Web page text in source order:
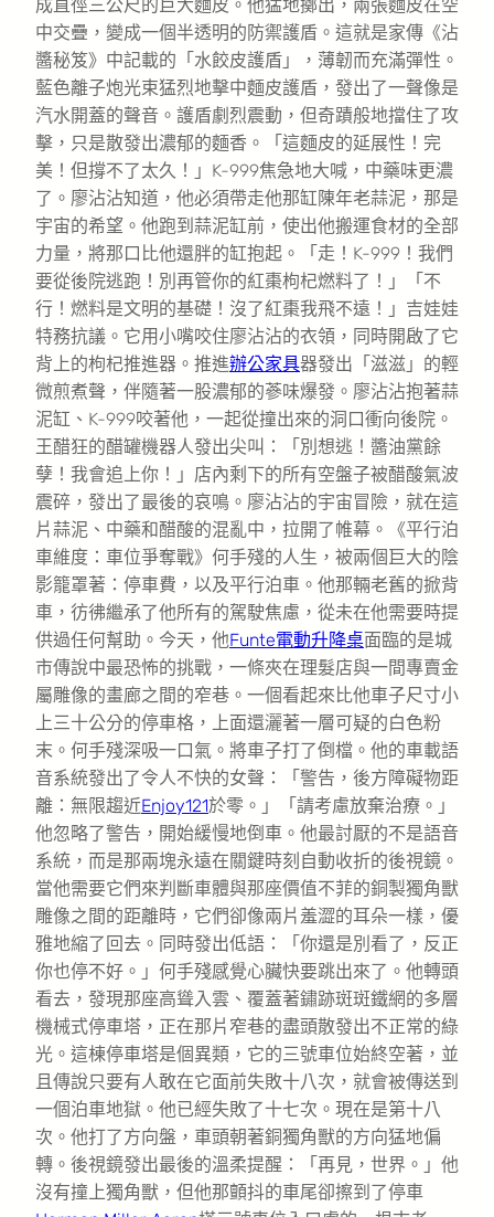
成直徑三公尺的巨大麵皮。他猛地擲出，兩張麵皮在空
中交疊，變成一個半透明的防禦護盾。這就是家傳《沾
醬秘笈》中記載的「水餃皮護盾」，薄韌而充滿彈性。
藍色離子炮光束猛烈地擊中麵皮護盾，發出了一聲像是
汽水開蓋的聲音。護盾劇烈震動，但奇蹟般地擋住了攻
擊，只是散發出濃郁的麵香。「這麵皮的延展性！完
美！但撐不了太久！」K-999焦急地大喊，中藥味更濃
了。廖沾沾知道，他必須帶走他那缸陳年老蒜泥，那是
宇宙的希望。他跑到蒜泥缸前，使出他搬運食材的全部
力量，將那口比他還胖的缸抱起。「走！K-999！我們
要從後院逃跑！別再管你的紅棗枸杞燃料了！」「不
行！燃料是文明的基礎！沒了紅棗我飛不遠！」吉娃娃
特務抗議。它用小嘴咬住廖沾沾的衣領，同時開啟了它
背上的枸杞推進器。推進辦公家具器發出「滋滋」的輕
微煎煮聲，伴隨著一股濃郁的蔘味爆發。廖沾沾抱著蒜
泥缸、K-999咬著他，一起從撞出來的洞口衝向後院。
王醋狂的醋罐機器人發出尖叫：「別想逃！醬油黨餘
孽！我會追上你！」店內剩下的所有空盤子被醋酸氣波
震碎，發出了最後的哀鳴。廖沾沾的宇宙冒險，就在這
片蒜泥、中藥和醋酸的混亂中，拉開了帷幕。《平行泊
車維度：車位爭奪戰》何手殘的人生，被兩個巨大的陰
影籠罩著：停車費，以及平行泊車。他那輛老舊的掀背
車，彷彿繼承了他所有的駕駛焦慮，從未在他需要時提
供過任何幫助。今天，他Funte電動升降桌面臨的是城
市傳說中最恐怖的挑戰，一條夾在理髮店與一間專賣金
屬雕像的畫廊之間的窄巷。一個看起來比他車子尺寸小
上三十公分的停車格，上面還灑著一層可疑的白色粉
末。何手殘深吸一口氣。將車子打了倒檔。他的車載語
音系統發出了令人不快的女聲：「警告，後方障礙物距
離：無限趨近Enjoy121於零。」「請考慮放棄治療。」
他忽略了警告，開始緩慢地倒車。他最討厭的不是語音
系統，而是那兩塊永遠在關鍵時刻自動收折的後視鏡。
當他需要它們來判斷車體與那座價值不菲的銅製獨角獸
雕像之間的距離時，它們卻像兩片羞澀的耳朵一樣，優
雅地縮了回去。同時發出低語：「你還是別看了，反正
你也停不好。」何手殘感覺心臟快要跳出來了。他轉頭
看去，發現那座高聳入雲、覆蓋著鏽跡斑斑鐵網的多層
機械式停車塔，正在那片窄巷的盡頭散發出不正常的綠
光。這棟停車塔是個異類，它的三號車位始終空著，並
且傳說只要有人敢在它面前失敗十八次，就會被傳送到
一個泊車地獄。他已經失敗了十七次。現在是第十八
次。他打了方向盤，車頭朝著銅獨角獸的方向猛地偏
轉。後視鏡發出最後的溫柔提醒：「再見，世界。」他
沒有撞上獨角獸，但他那顫抖的車尾卻擦到了停車